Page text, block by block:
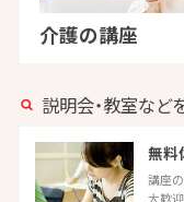
介護の講座
説明会・教室など
無料
講座
大歓迎